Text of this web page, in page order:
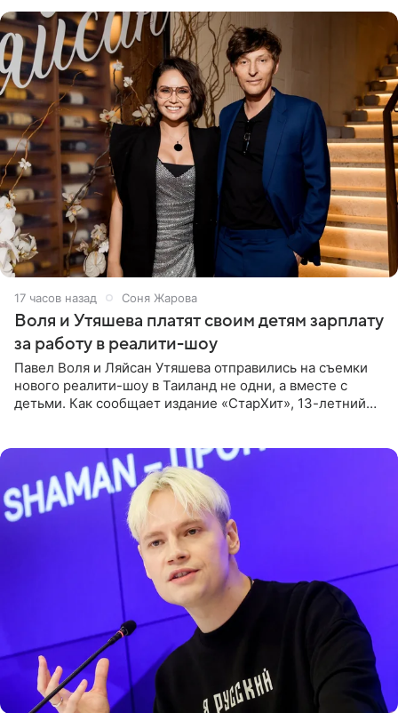
17 часов назад Соня Жарова
Воля и Утяшева платят своим детям зарплату
за работу в реалити-шоу
Павел Воля и Ляйсан Утяшева отправились на съемки
нового реалити-шоу в Таиланд не одни, а вместе с
детьми. Как сообщает издание «СтарХит», 13-летний